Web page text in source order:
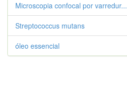
Microscopia confocal por varredur...
Streptococcus mutans
óleo essencial